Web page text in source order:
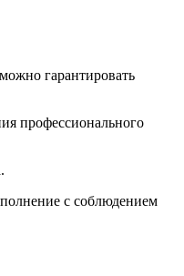
гарантировать
профессионального
с соблюдением